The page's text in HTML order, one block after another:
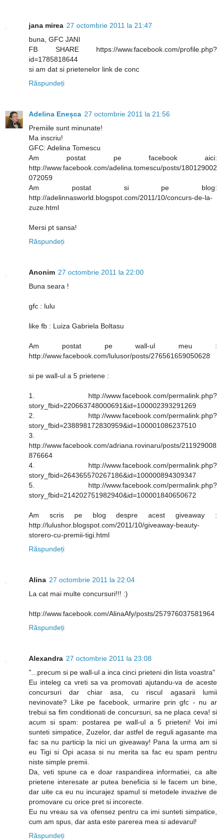
jana mirea 27 octombrie 2011 la 21:47
buna, GFC JANI
FB SHARE https://www.facebook.com/profile.php?
id=1785818644
si am dat si prietenelor link de conc
Răspundeți
Adelina Eneșca 27 octombrie 2011 la 21:56
Premiile sunt minunate!
Ma inscriu!
GFC: Adelina Tomescu
Am postat pe facebook aici:
http://www.facebook.com/adelina.tomescu/posts/180129002
072059
Am postat si pe blog:
http://adelinnasworld.blogspot.com/2011/10/concurs-de-la-
zuze.html
Mersi pt sansa!
Răspundeți
Anonim 27 octombrie 2011 la 22:00
Buna seara !
gfc : lulu
like fb : Luiza Gabriela Boltasu
Am postat pe wall-ul meu :
http://www.facebook.com/lulusor/posts/276561659050628
si pe wall-ul a 5 prietene :
1. http://www.facebook.com/permalink.php?
story_fbid=220663748000691&id=100002393291269
2. http://www.facebook.com/permalink.php?
story_fbid=238898172830959&id=100001086237510
3.
http://www.facebook.com/adriana.rovinaru/posts/211929008
876664
4. http://www.facebook.com/permalink.php?
story_fbid=264365570267186&id=100000894309347
5. http://www.facebook.com/permalink.php?
story_fbid=214202751982940&id=100001840650672
Am scris pe blog despre acest giveaway :
http://lulushor.blogspot.com/2011/10/giveaway-beauty-
storero-cu-premii-tigi.html
Răspundeți
Alina 27 octombrie 2011 la 22:04
La cat mai multe concursuri!!! :)
http://www.facebook.com/AlinaAfy/posts/257976037581964
Răspundeți
Alexandra 27 octombrie 2011 la 23:08
"...precum si pe wall-ul a inca cinci prieteni din lista voastra"
Eu inteleg ca vreti sa va promovati ajutandu-va de aceste
concursuri dar chiar asa, cu riscul agasarii lumii
nevinovate? Like pe facebook, urmarire prin gfc - nu ar
trebui sa fim conditionati de concursuri, sa ne placa ceva! si
acum si spam: postarea pe wall-ul a 5 prieteni! Voi imi
sunteti simpatice, Zuzelor, dar astfel de reguli agasante ma
fac sa nu particip la nici un giveaway! Pana la urma am si
eu Tigi si Opi acasa si nu merita sa fac eu spam pentru
niste simple premii.
Da, veti spune ca e doar raspandirea informatiei, ca alte
prietene interesate ar putea beneficia si le facem un bine,
dar uite ca eu nu incurajez spamul si metodele invazive de
promovare cu orice pret si incorecte.
Eu nu vreau sa va ofensez pentru ca imi sunteti simpatice,
cum am spus, dar asta este parerea mea si adevarul!
Răspundeți